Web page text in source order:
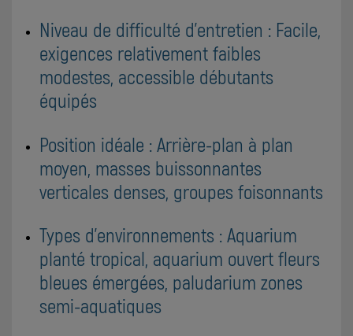
Niveau de difficulté d'entretien : Facile,
exigences relativement faibles
modestes, accessible débutants
équipés
Position idéale : Arrière-plan à plan
moyen, masses buissonnantes
verticales denses, groupes foisonnants
Types d'environnements : Aquarium
planté tropical, aquarium ouvert fleurs
bleues émergées, paludarium zones
semi-aquatiques